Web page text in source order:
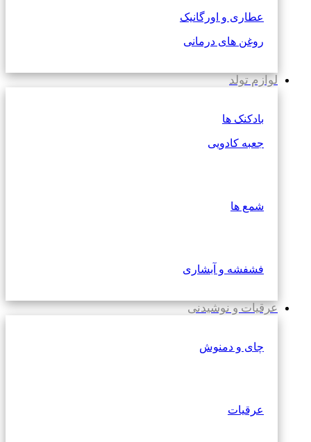
عطاری و اورگانیک
روغن های درمانی
لوازم تولد
بادکنک ها
جعبه کادویی
شمع ها
فشفشه و آبشاری
عرقیات و نوشیدنی
چای و دمنوش
عرقیات